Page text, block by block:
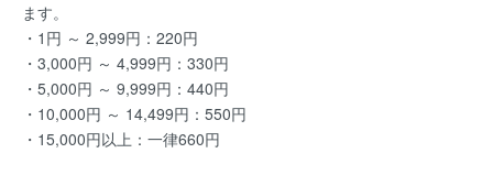
ます。
・1円 ～ 2,999円：220円
・3,000円 ～ 4,999円：330円
・5,000円 ～ 9,999円：440円
・10,000円 ～ 14,499円：550円
・15,000円以上：一律660円